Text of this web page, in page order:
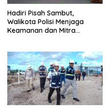
Hadiri Pisah Sambut,
Walikota Polisi Menjaga
Keamanan dan Mitra